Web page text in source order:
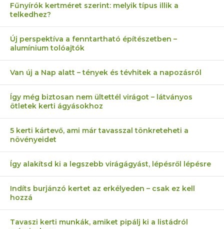
Fűnyírók kertméret szerint: melyik típus illik a
telkedhez?
Új perspektíva a fenntartható építészetben –
alumínium tolóajtók
Van új a Nap alatt – tények és tévhitek a napozásról
Így még biztosan nem ültettél virágot – látványos
ötletek kerti ágyásokhoz
5 kerti kártevő, ami már tavasszal tönkreteheti a
növényeidet
Így alakítsd ki a legszebb virágágyást, lépésről lépésre
Indíts burjánzó kertet az erkélyeden – csak ez kell
hozzá
Tavaszi kerti munkák, amiket pipálj ki a listádról